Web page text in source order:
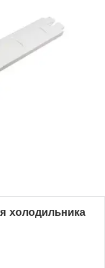
холодильника